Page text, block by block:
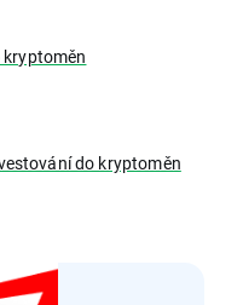
do kryptoměn